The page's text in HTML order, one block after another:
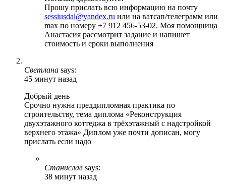
Прошу прислать всю информацию на почту
sessiusdal@yandex.ru или на ватсап/телеграмм или
max по номеру +7 912 456-53-02. Моя помощница
Анастасия рассмотрит задание и напишет
стоимость и сроки выполнения
Светлана says:
45 минут назад
Добрый день
Срочно нужна преддипломная практика по
строительству, тема диплома «Реконструкция
двухэтажного коттеджа в трёхэтажный с надстройкой
верхнего этажа» Диплом уже почти дописан, могу
прислать если надо
Станислав says:
38 минут назад